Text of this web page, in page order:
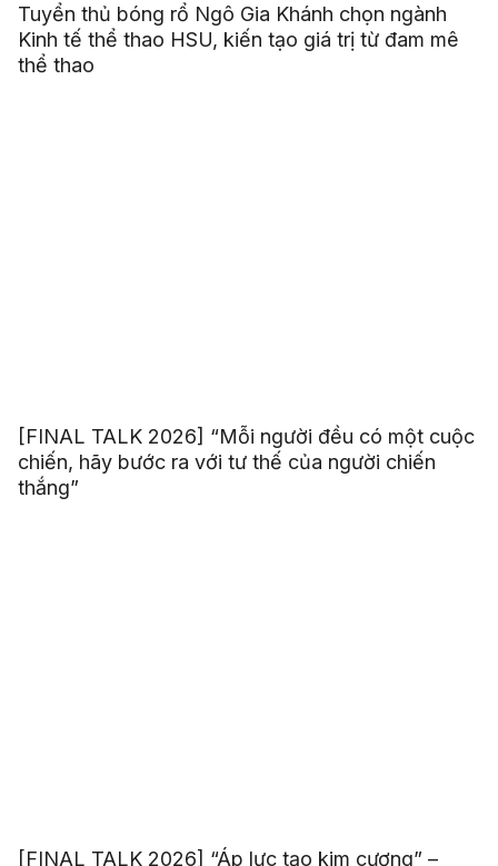
Tuyển thủ bóng rổ Ngô Gia Khánh chọn ngành
Kinh tế thể thao HSU, kiến tạo giá trị từ đam mê
thể thao
[FINAL TALK 2026] “Mỗi người đều có một cuộc
chiến, hãy bước ra với tư thế của người chiến
thắng”
[FINAL TALK 2026] “Áp lực tạo kim cương” –